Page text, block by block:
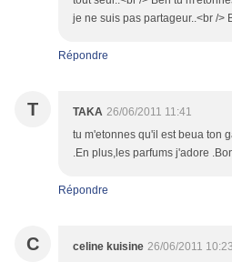
je ne suis pas partageur..<br />
Répondre
T TAKA 26/06/2011 11:41
tu m'etonnes qu'il est beua ton
.En plus,les parfums j'adore
Répondre
C celine kuisine 26/06/2011 10:23